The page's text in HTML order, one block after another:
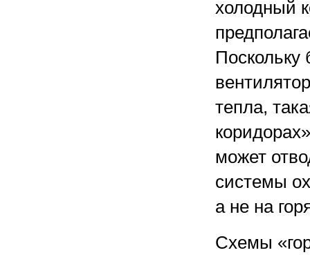
холодный
тепла,
может
системы
а не на
Схемы